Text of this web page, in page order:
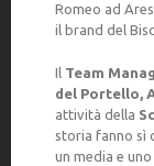
Romeo ad
il brand del
Il Team
del Portello,
attività della
storia fanno sì
un media e